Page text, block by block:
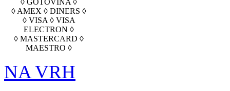
◊ GOTOVINA ◊
◊ AMEX ◊ DINERS ◊
◊ VISA ◊ VISA
ELECTRON ◊
◊ MASTERCARD ◊
MAESTRO ◊
NA VRH